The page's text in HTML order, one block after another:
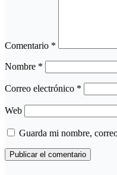
Comentario *
Nombre *
Correo electrónico *
Web
Guarda mi nombre,